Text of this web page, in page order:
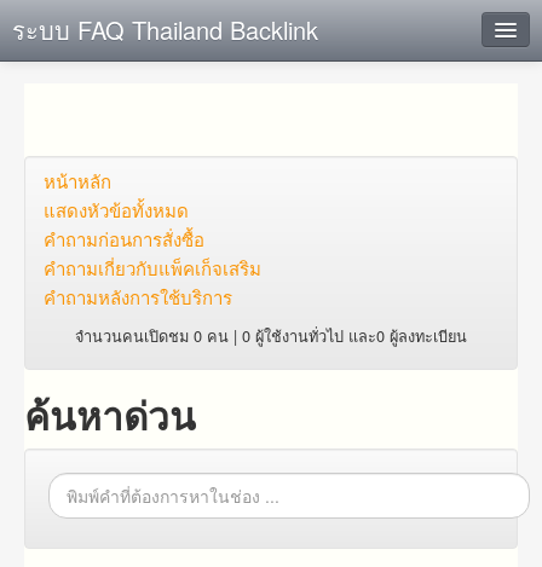
ระบบ FAQ Thailand Backlink
ตั้งคำถาม
ดูคำถาม
คุณต้องการที่จะลงทะเบียนหรือไม่?
หน้าหลัก
แสดงหัวข้อทั้งหมด
คำถาม​ก่อน​การ​สั่งซื้อ​
คำถาม​เกี่ยว​กับ​แพ็คเก็จ​เสริม
คำถามหลังการใช้บริการ
จำนวนคนเปิดชม 0 คน | 0 ผู้ใช้งานทั่วไป และ0 ผู้ลงทะเบียน
ค้นหาด่วน